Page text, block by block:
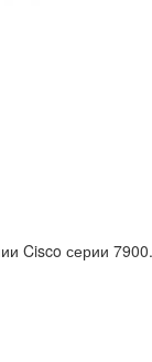
Cisco серии